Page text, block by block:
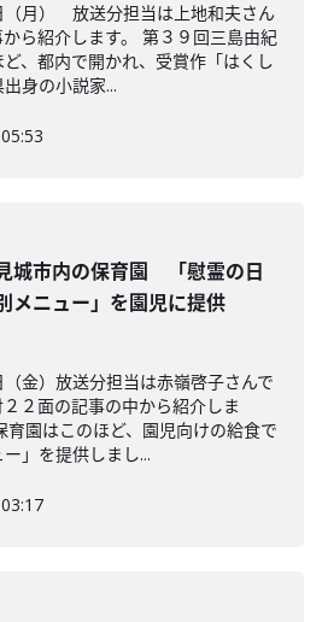
（月） 放送分担当は上地和夫さん
ら紹介します。 第３９回三島由紀
、都内で開かれ、受賞作「はくし
身の小説家...
城市内の保育園 「慰霊の日
メニュー」を園児に提供
金）放送分担当は赤嶺啓子さんで
２面の記事の中から紹介しま
育園はこのほど、園児向けの給食で
ー」を提供しまし...